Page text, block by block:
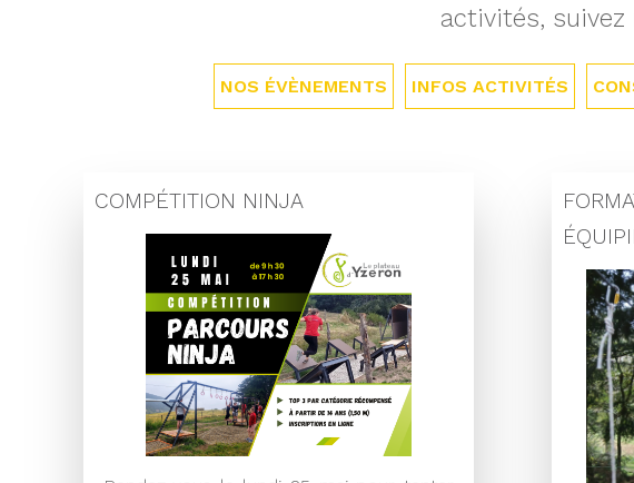
activités,
NOS ÉVÈNEMENTS INFOS ACTIVITÉS
COMPÉTITION NINJA